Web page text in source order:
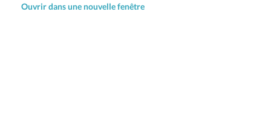
Ouvrir dans une nouvelle fenêtre